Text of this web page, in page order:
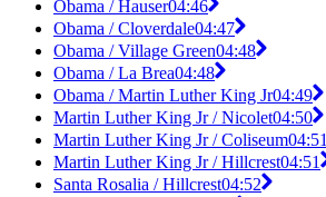
Obama / Hauser04:46
Obama / Cloverdale04:47
Obama / Village Green04:48
Obama / La Brea04:48
Obama / Martin Luther King Jr04:49
Martin Luther King Jr / Nicolet04:50
Martin Luther King Jr / Coliseum04:51
Martin Luther King Jr / Hillcrest04:51
Santa Rosalia / Hillcrest04:52